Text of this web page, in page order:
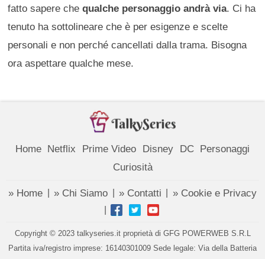
fatto sapere chequalche personaggio andrà via. Ci ha
tenuto ha sottolineare che è per esigenze e scelte
personali e non perché cancellati dalla trama. Bisogna
ora aspettare qualche mese.
Home Netflix Prime Video Disney DC
Personaggi
Curiosità
» Home » Chi Siamo » Contatti » Cookie e Privacy
Copyright © 2023 talkyseries.it proprietà di GFG POWERWEB S.R.L
Partita iva/registro imprese: 16140301009 Sede legale: Via della Batteria